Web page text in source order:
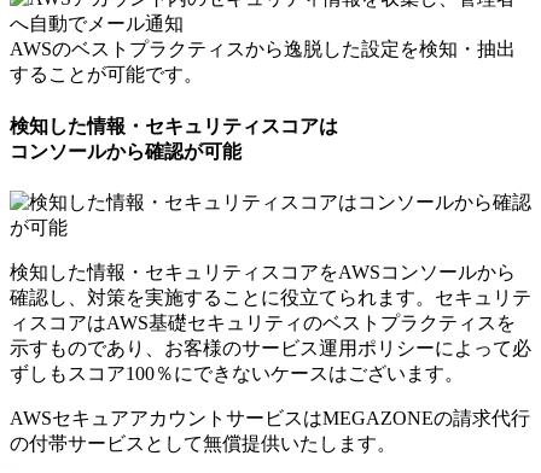
AWSのベストプラクティスから逸脱した設定を検知・抽出
することが可能です。
検知した情報・セキュリティスコアは
コンソールから確認が可能
検知した情報・セキュリティスコアをAWSコンソールから
確認し、対策を実施することに役立てられます。セキュリテ
ィスコアはAWS基礎セキュリティのベストプラクティスを
示すものであり、お客様のサービス運用ポリシーによって必
ずしもスコア100％にできないケースはございます。
AWSセキュアアカウントサービスはMEGAZONEの請求代行
の付帯サービスとして無償提供いたします。